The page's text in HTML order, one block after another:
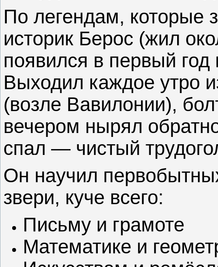
По легендам, которые
историк Берос (жил
появился в первый
Выходил каждое утро
(возле Вавилонии),
вечером нырял
спал — чистый
Он научил
звери, куче всего:
Письму и грамоте
Математике и